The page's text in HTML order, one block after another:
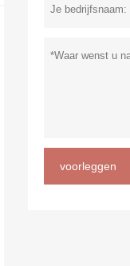
voorleggen